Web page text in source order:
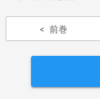
前巻